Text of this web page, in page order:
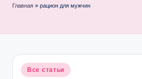
Главная » рацион для мужчин
Опубликовано
Все статьи